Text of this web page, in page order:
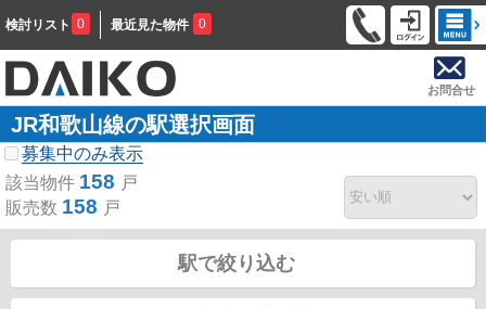
検討リスト 0 最近見た物件 0
お問合せ
JR和歌山線の駅選択画面
募集中のみ表示
該当物件 158 戸
販売数 158 戸
駅で絞り込む